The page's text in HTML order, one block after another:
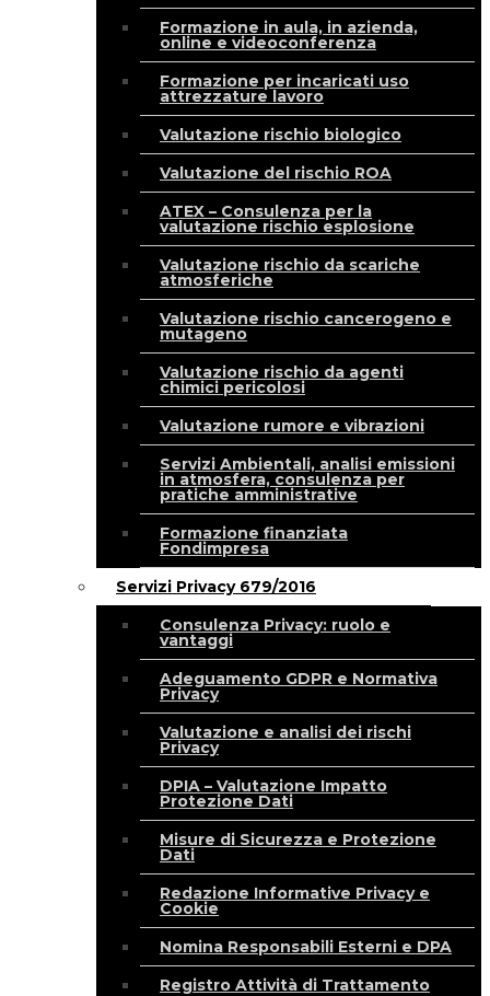
Formazione in aula, in azienda,
online e videoconferenza
Formazione per incaricati uso
attrezzature lavoro
Valutazione rischio biologico
Valutazione del rischio ROA
ATEX – Consulenza per la
valutazione rischio esplosione
Valutazione rischio da scariche
atmosferiche
Valutazione rischio cancerogeno e
mutageno
Valutazione rischio da agenti
chimici pericolosi
Valutazione rumore e vibrazioni
Servizi Ambientali, analisi emissioni
in atmosfera, consulenza per
pratiche amministrative
Formazione finanziata
Fondimpresa
Servizi Privacy 679/2016
Consulenza Privacy: ruolo e
vantaggi
Adeguamento GDPR e Normativa
Privacy
Valutazione e analisi dei rischi
Privacy
DPIA – Valutazione Impatto
Protezione Dati
Misure di Sicurezza e Protezione
Dati
Redazione Informative Privacy e
Cookie
Nomina Responsabili Esterni e DPA
Registro Attività di Trattamento